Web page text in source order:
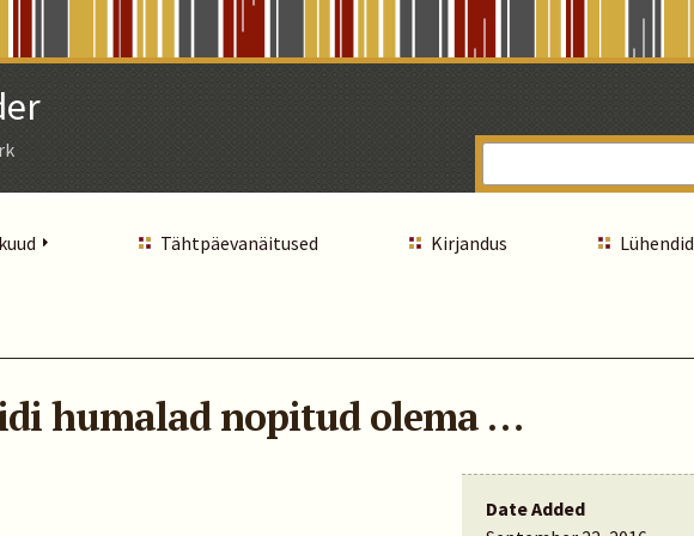
Tähtpäevanäitused Kirjandus Lühendid
humalad nopitud olema …
Date Added